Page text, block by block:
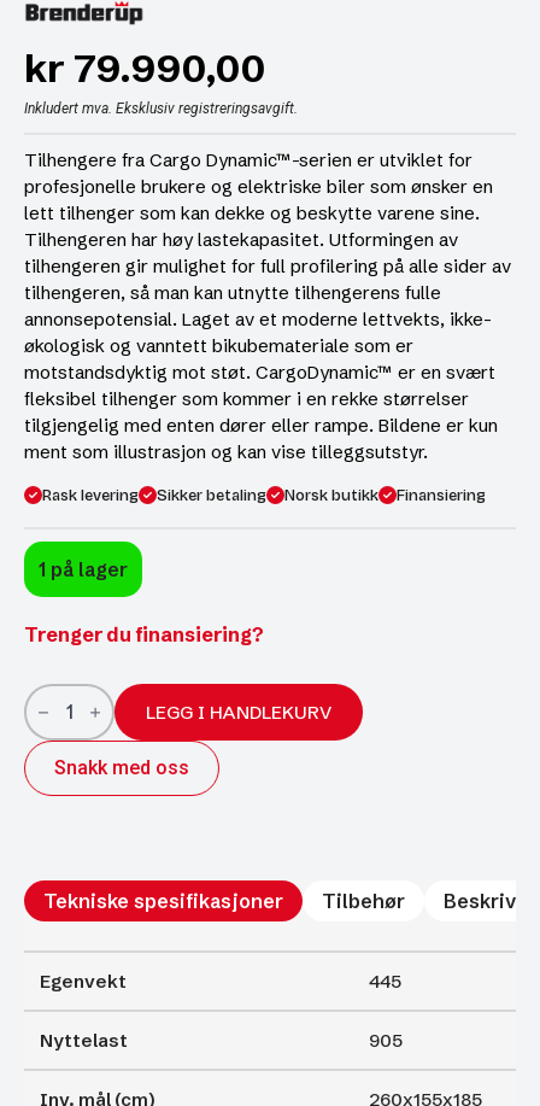
kr 79.990,00
Inkludert mva. Eksklusiv registreringsavgift.
Tilhengere fra Cargo Dynamic™-serien er utviklet for
profesjonelle brukere og elektriske biler som ønsker en
lett tilhenger som kan dekke og beskytte varene sine.
Tilhengeren har høy lastekapasitet. Utformingen av
tilhengeren gir mulighet for full profilering på alle sider av
tilhengeren, så man kan utnytte tilhengerens fulle
annonsepotensial. Laget av et moderne lettvekts, ikke-
økologisk og vanntett bikubemateriale som er
motstandsdyktig mot støt. CargoDynamic™ er en svært
fleksibel tilhenger som kommer i en rekke størrelser
tilgjengelig med enten dører eller rampe. Bildene er kun
ment som illustrasjon og kan vise tilleggsutstyr.
Rask levering Sikker betaling Norsk butikk Finansiering
1 på lager
Trenger du finansiering?
Brenderup
skaphenger
CD260WHBR
1300kg
antall
LEGG I HANDLEKURV
Snakk med oss
Tekniske spesifikasjoner Tilbehør
Egenvekt 445
Nyttelast 905
Inv. mål (cm) 260x155x185